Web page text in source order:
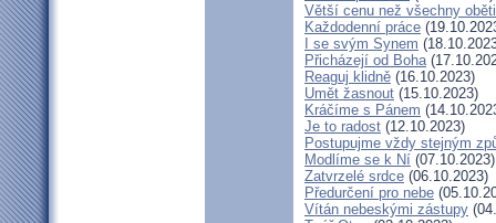
Větší cenu než všechny oběti
Každodenní práce
I se svým Synem
Přicházejí od Boha
Reaguj klidně (16.10.2023)
Umět žasnout (15.10.2023)
Kráčíme s Pánem
Je to radost (12.10.2023)
Postupujme vždy stejným
Modlíme se k Ní (07.10.2023)
Zatvrzelé srdce (06.10.2023)
Předurčení pro nebe
Vítán nebeskými zástupy